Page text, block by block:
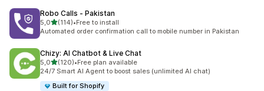
Robo Calls ‑ Pakistan
5,0de 5 estrelas
(114)
114 total de avaliações
•Free to install
Automated order confirmation call to mobile number in Pakistan
Chizy: AI Chatbot & Live Chat
5,0de 5 estrelas
(120)
120 total de avaliações
•Free plan available
24/7 Smart AI Agent to boost sales (unlimited AI chat)
Built for Shopify